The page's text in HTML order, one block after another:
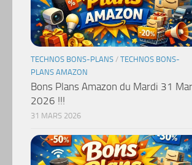
TECHNOS BONS-PLANS / TECHNOS BONS-
PLANS AMAZON
Bons Plans Amazon du Mardi 31
2026 !!!
31 MARS 2026